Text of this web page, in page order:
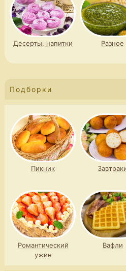
Десерты, напитки Разное
Подборки
Пикник
Романтический
ужин
Вафли